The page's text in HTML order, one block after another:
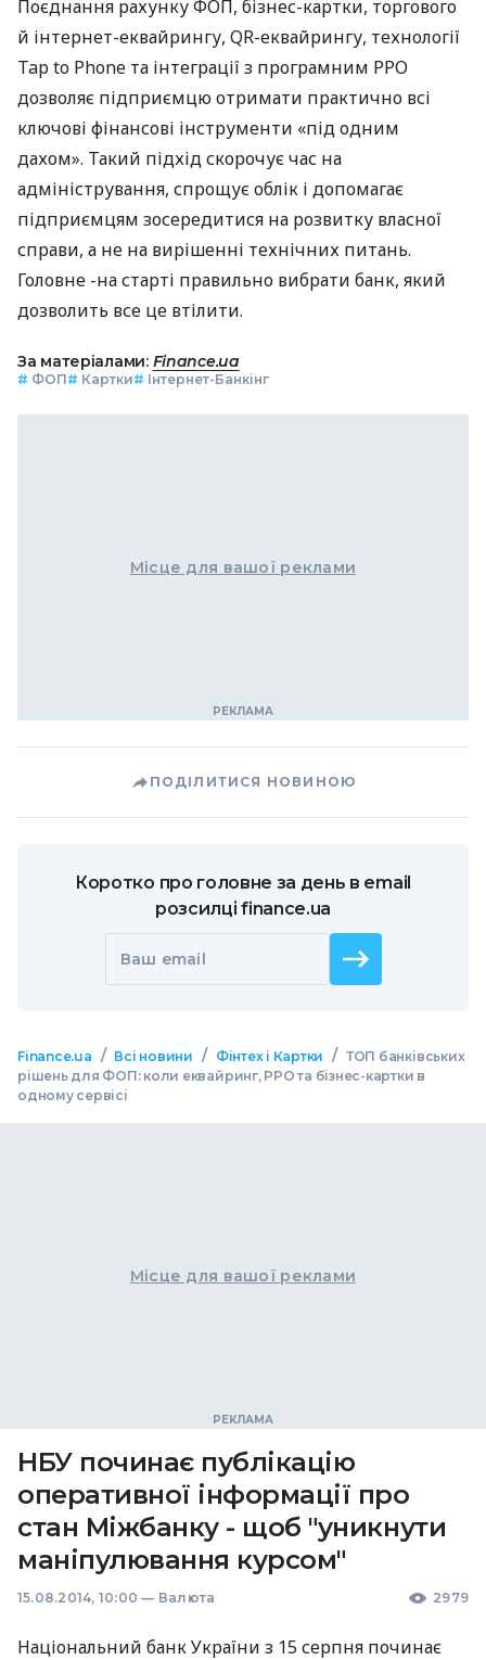
Поєднання рахунку ФОП, бізнес-картки, торгового
й інтернет-еквайрингу, QR-еквайрингу, технології
Tap to Phone та інтеграції з програмним РРО
дозволяє підприємцю отримати практично всі
ключові фінансові інструменти «під одним
дахом». Такий підхід скорочує час на
адміністрування, спрощує облік і допомагає
підприємцям зосередитися на розвитку власної
справи, а не на вирішенні технічних питань.
Головне -на старті правильно вибрати банк, який
дозволить все це втілити.
За матеріалами: Finance.ua
# ФОП# Картки# Інтернет-Банкінг
Місце для вашої реклами
ПОДІЛИТИСЯ НОВИНОЮ
Коротко про головне за день в email
розсилці finance.ua
Ваш email
Finance.ua / Всі новини / Фінтех і Картки / ТОП банківських
рішень для ФОП: коли еквайринг, РРО та бізнес-картки в
одному сервісі
Місце для вашої реклами
НБУ починає публікацію
оперативної інформації про
стан Міжбанку - щоб "уникнути
маніпулювання курсом"
15.08.2014, 10:00 — Валюта 2979
Національний банк України з 15 серпня починає